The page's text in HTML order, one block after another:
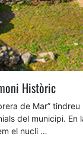
Històric
de Mar” tindreu
del municipi. En
el nucli …